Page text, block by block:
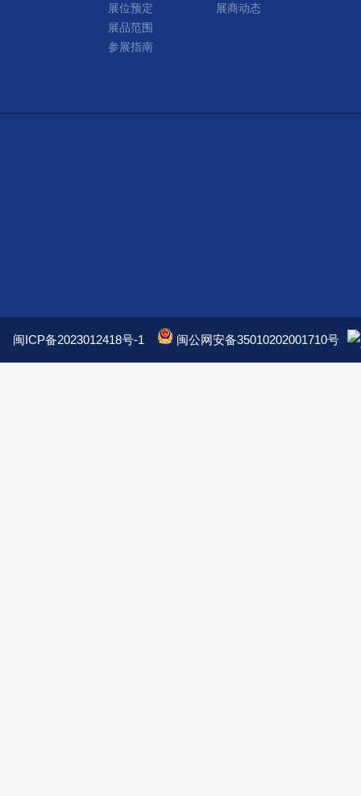
展位预定
展品范围
参展指南
展商动态
闽ICP备2023012418号-1 闽公网安备35010202001710号